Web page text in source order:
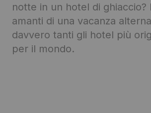
notte in un hotel di ghiaccio?
amanti di una vacanza
davvero tanti gli hotel più
per il mondo.